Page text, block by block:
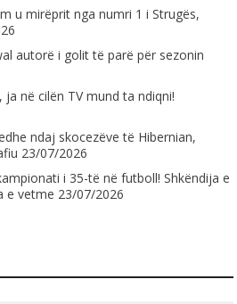
u mirëprit nga numri 1 i Strugës,
autorë i golit të parë për sezonin
ja në cilën TV mund ta ndiqni!
ndaj skocezëve të Hibernian,
23/07/2026
i 35-të në futboll! Shkëndija e
e vetme 23/07/2026